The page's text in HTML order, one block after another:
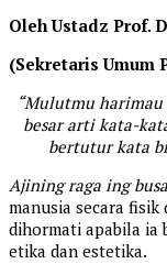
Oleh Ustadz Prof.
(Sekretaris Umum
“Mulutmu
besar arti kata-
bertutur kata
Ajining raga ing
manusia secara
dihormati apabila ia
etika dan estetika.